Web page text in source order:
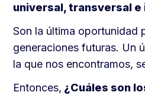
universal, transversal e
Son la última oportunidad
generaciones futuras. Un
la que nos encontramos,
Entonces, ¿Cuáles son